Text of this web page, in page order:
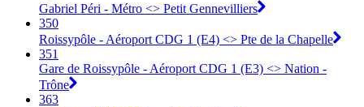
Gabriel Péri - Métro <> Petit Gennevilliers
350
Roissypôle - Aéroport CDG 1 (E4) <> Pte de la Chapelle
351
Gare de Roissypôle - Aéroport CDG 1 (E3) <> Nation -
Trône
363